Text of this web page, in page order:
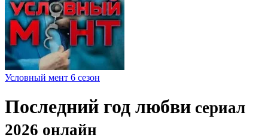
Условный мент 6 сезон
Последний год любви сериал
2026 онлайн